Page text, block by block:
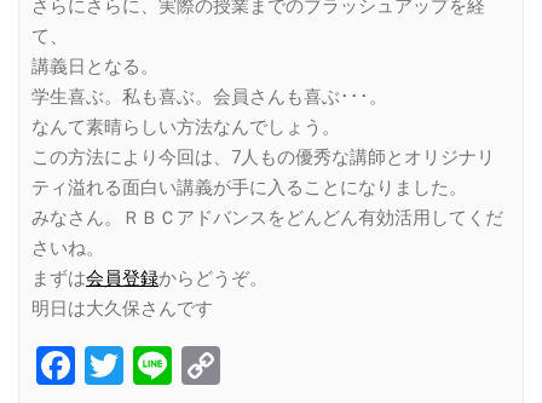
さらにさらに、実際の授業までのブラッシュアップを経
て、
講義日となる。
学生喜ぶ。私も喜ぶ。会員さんも喜ぶ･･･。
なんて素晴らしい方法なんでしょう。
この方法により今回は、7人もの優秀な講師とオリジナリ
ティ溢れる面白い講義が手に入ることになりました。
みなさん。ＲＢＣアドバンスをどんどん有効活用してくだ
さいね。
まずは会員登録からどうぞ。
明日は大久保さんです
Facebook
Twitter
Line